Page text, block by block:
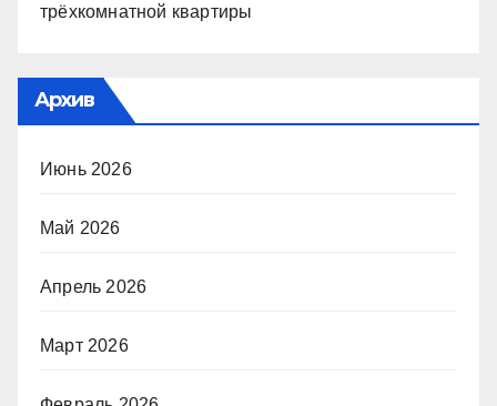
трёхкомнатной квартиры
Архив
Июнь 2026
Май 2026
Апрель 2026
Март 2026